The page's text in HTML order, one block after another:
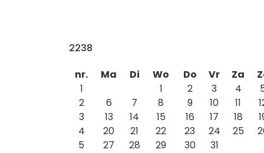
2238
nr.
Ma Di Wo Do Vr Za
1
1 2 3 4
2
6 7 8 9 10 11
3
13 14 15 16 17 18
4
20 21 22 23 24 25
5
27 28 29 30 31